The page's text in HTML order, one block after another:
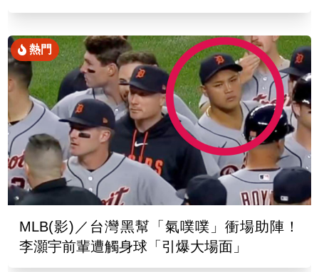
熱門
MLB(影)／台灣黑幫「氣噗噗」衝場助陣！
李灝宇前輩遭觸身球「引爆大場面」